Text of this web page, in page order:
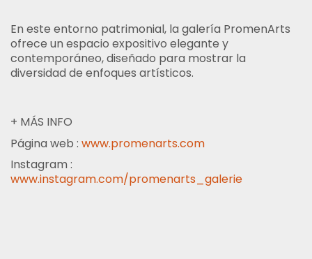
En este entorno patrimonial, la galería PromenArts
ofrece un espacio expositivo elegante y
contemporáneo, diseñado para mostrar la
diversidad de enfoques artísticos.
+ MÁS INFO
Página web : www.promenarts.com
Instagram :
www.instagram.com/promenarts_galerie